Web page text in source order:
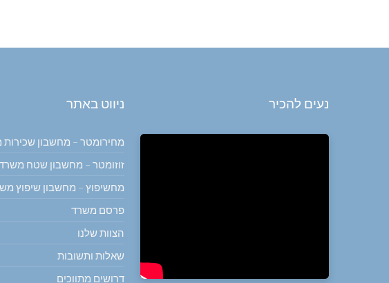
נעים להכיר ניווט באתר
מחירומטר – מחשבון
זוזומטר – מחשבון שטח
מחשיפוץ – מחשבון שיפוץ
פרסם משרד
הצוות שלנו
שאלות ותשובות
דרושים מתווכים